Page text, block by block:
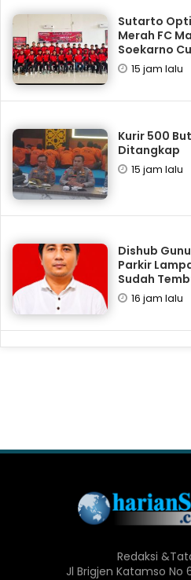
Sutarto
Merah FC
Soekarno
15 jam lalu
Kurir 500
Ditangkap
15 jam lalu
Dishub
Parkir
Sudah
16 jam lalu
Redaksi
Jl Brigjen Katamso No